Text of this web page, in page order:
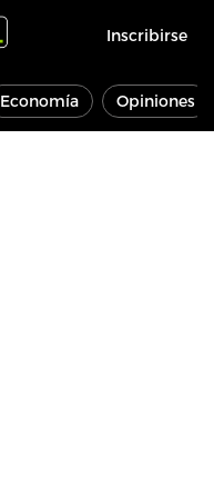
Inscribirse
Economía Opiniones